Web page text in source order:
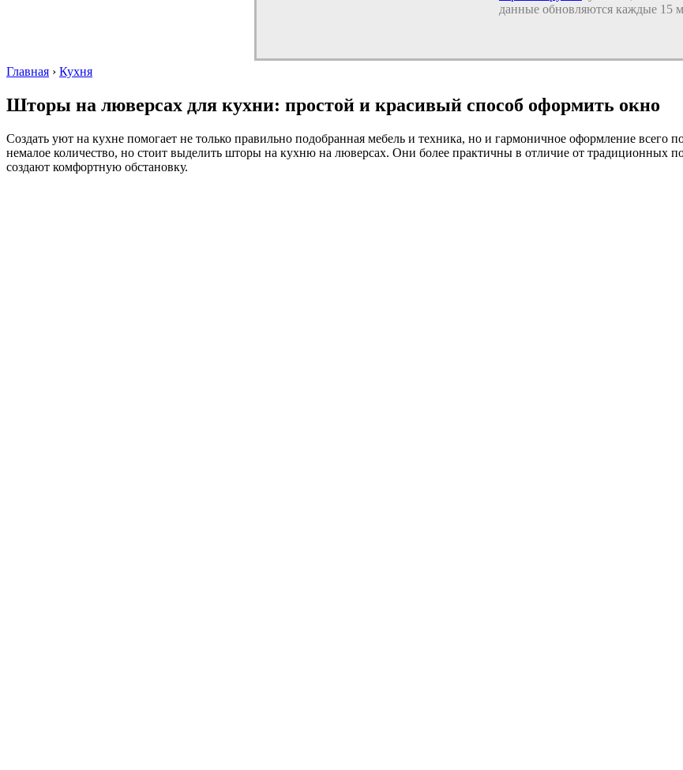
данные обновляются каждые 15
Главная › Кухня
Шторы на люверсах для кухни: простой и красивый способ оформить окно
Создать уют на кухне помогает не только правильно подобранная мебель и техника, но и гармоничное оформление
немалое количество, но стоит выделить шторы на кухню на люверсах. Они более практичны в отличие от традиционных
создают комфортную обстановку.